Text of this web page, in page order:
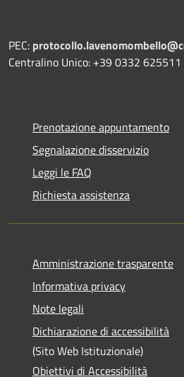
PEC:
Centralino Unico: +39 0332 625511
Prenotazione appuntamento
Segnalazione disservizio
Leggi le FAQ
Richiesta assistenza
Amministrazione trasparente
Informativa privacy
Note legali
Dichiarazione di accessibilità
(Sito Web Istituzionale)
Obiettivi di Accessibilità